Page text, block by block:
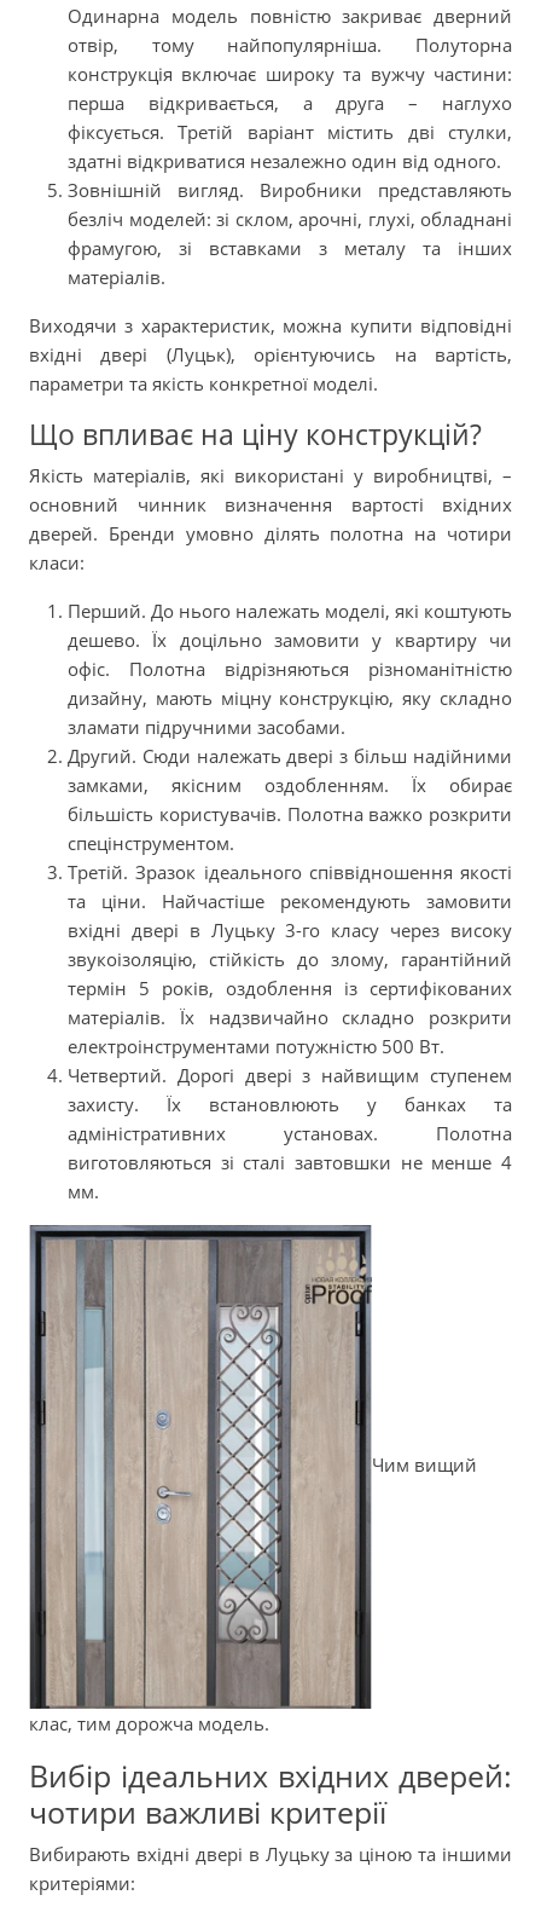
Одинарна модель повністю закриває дверний
отвір, тому найпопулярніша. Полуторна
конструкція включає широку та вужчу частини:
перша відкривається, а друга – наглухо
фіксується. Третій варіант містить дві стулки,
здатні відкриватися незалежно один від одного.
Зовнішній вигляд. Виробники представляють
безліч моделей: зі склом, арочні, глухі, обладнані
фрамугою, зі вставками з металу та інших
матеріалів.
Виходячи з характеристик, можна купити відповідні
вхідні двері (Луцьк), орієнтуючись на вартість,
параметри та якість конкретної моделі.
Що впливає на ціну конструкцій?
Якість матеріалів, які використані у виробництві, –
основний чинник визначення вартості вхідних
дверей. Бренди умовно ділять полотна на чотири
класи:
Перший. До нього належать моделі, які коштують
дешево. Їх доцільно замовити у квартиру чи
офіс. Полотна відрізняються різноманітністю
дизайну, мають міцну конструкцію, яку складно
зламати підручними засобами.
Другий. Сюди належать двері з більш надійними
замками, якісним оздобленням. Їх обирає
більшість користувачів. Полотна важко розкрити
спецінструментом.
Третій. Зразок ідеального співвідношення якості
та ціни. Найчастіше рекомендують замовити
вхідні двері в Луцьку 3-го класу через високу
звукоізоляцію, стійкість до злому, гарантійний
термін 5 років, оздоблення із сертифікованих
матеріалів. Їх надзвичайно складно розкрити
електроінструментами потужністю 500 Вт.
Четвертий. Дорогі двері з найвищим ступенем
захисту. Їх встановлюють у банках та
адміністративних установах. Полотна
виготовляються зі сталі завтовшки не менше 4
мм.
Чим вищий
клас, тим дорожча модель.
Вибір ідеальних вхідних дверей:
чотири важливі критерії
Вибирають вхідні двері в Луцьку за ціною та іншими
критеріями: